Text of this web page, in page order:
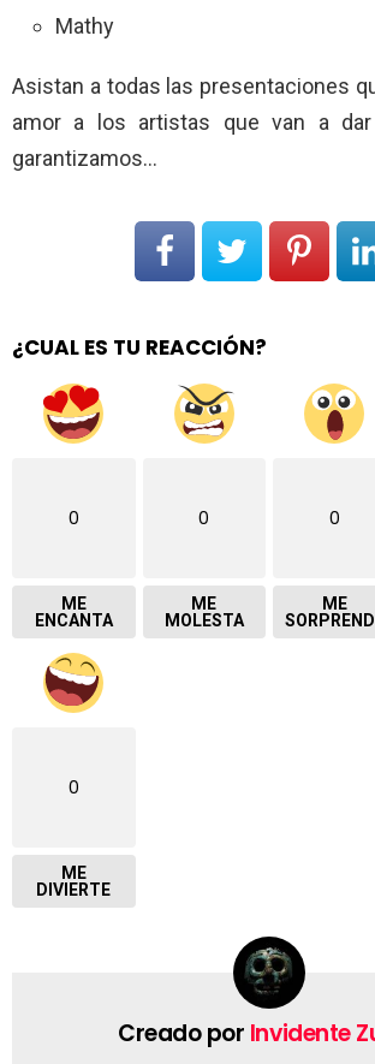
Mathy
Asistan a todas las presentaciones
amor a los artistas que van a
garantizamos…
¿CUAL ES TU REACCIÓN?
0
ME
ENCANTA
0
ME
MOLESTA
0
ME
0
ME
DIVIERTE
Creado por Invidente